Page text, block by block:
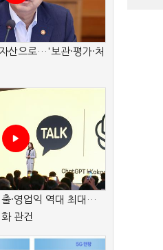
산으로…'보관·평가·처
·영업익 역대 최대…
관건